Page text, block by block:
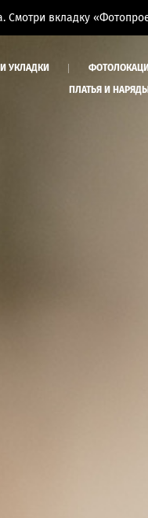
УКЛАДКИ
ФОТОЛОКАЦИЯ
ПЛАТЬЯ И
«Фотопроекты».